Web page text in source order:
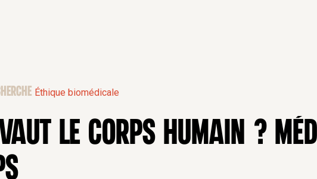
Éthique biomédicale
LE CORPS HUMAIN ?